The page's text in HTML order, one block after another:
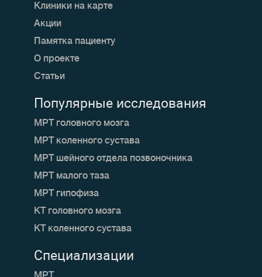
Клиники на карте
Акции
Памятка пациенту
О проекте
Статьи
Специализации
Популярные исследования
МРТ головного мозга
МРТ коленного сустава
МРТ шейного отдела позвоночника
МРТ малого таза
МРТ гипофиза
КТ головного мозга
КТ коленного сустава